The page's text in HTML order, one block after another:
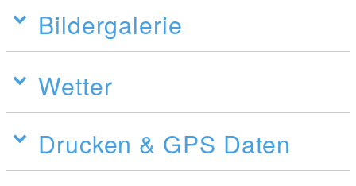
Bildergalerie
Wetter
Drucken & GPS Daten